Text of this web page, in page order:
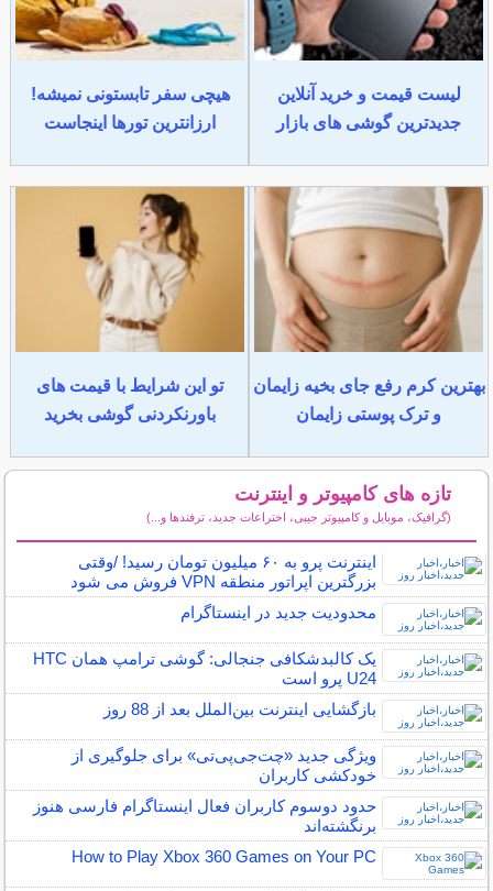
لیست قیمت و خرید آنلاین
جدیدترین گوشی های بازار
هیچی سفر تابستونی نمیشه!
ارزانترین تورها اینجاست
بهترین کرم رفع جای بخیه زایمان
و ترک پوستی زایمان
تو این شرایط با قیمت های
باورنکردنی گوشی بخرید
تازه های کامپیوتر و اینترنت
(گرافیک، موبایل و کامپیوتر جیبی، اختراعات جدید، ترفندها و...)
اینترنت‌ پرو به ۶۰ میلیون تومان رسید! /وقتی
بزرگترین اپراتور منطقه VPN فروش می شود
محدودیت جدید در اینستاگرام
یک کالبدشکافی جنجالی: گوشی ترامپ همان HTC
U24 پرو است
بازگشایی اینترنت بین‌الملل بعد از 88 روز
ویژگی جدید «چت‌جی‌پی‌تی» برای جلوگیری از
خودکشی کاربران
حدود دوسوم کاربران فعال اینستاگرام فارسی هنوز
برنگشته‌اند
How to Play Xbox 360 Games on Your PC